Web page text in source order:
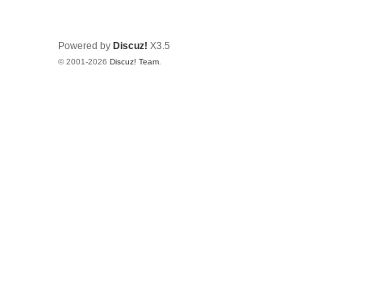
Powered by Discuz! X3.5
© 2001-2026 Discuz! Team